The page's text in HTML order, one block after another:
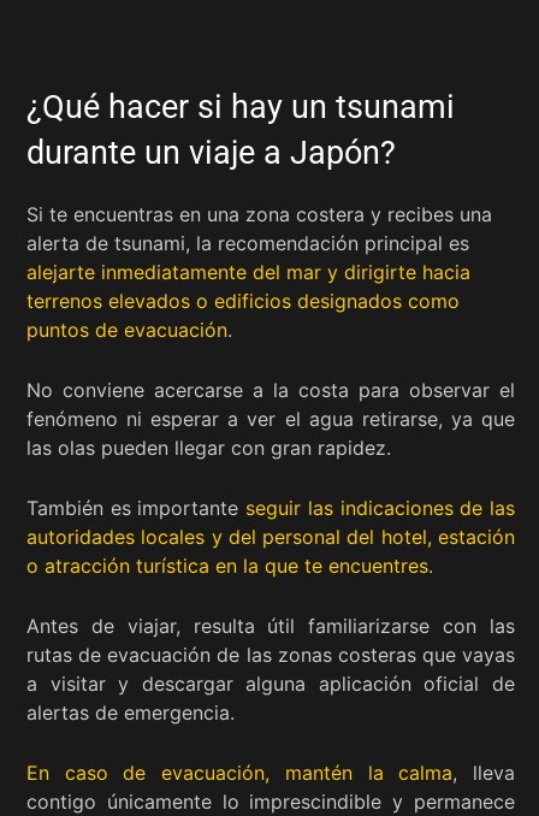
¿Qué hacer si hay un tsunami
durante un viaje a Japón?
Si te encuentras en una zona costera y recibes una
alerta de tsunami, la recomendación principal es
alejarte inmediatamente del mar y dirigirte hacia
terrenos elevados o edificios designados como
puntos de evacuación.
No conviene acercarse a la costa para observar el
fenómeno ni esperar a ver el agua retirarse, ya que
las olas pueden llegar con gran rapidez.
También es importante seguir las indicaciones de las
autoridades locales y del personal del hotel, estación
o atracción turística en la que te encuentres.
Antes de viajar, resulta útil familiarizarse con las
rutas de evacuación de las zonas costeras que vayas
a visitar y descargar alguna aplicación oficial de
alertas de emergencia.
En caso de evacuación, mantén la calma, lleva
contigo únicamente lo imprescindible y permanece